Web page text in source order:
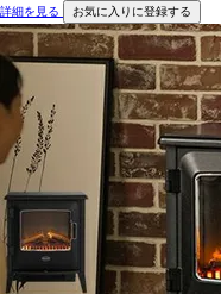
詳細を見る
お気に入りに登録する